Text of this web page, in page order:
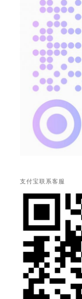
支付宝联系客服